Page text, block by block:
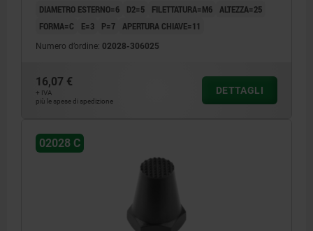
DIAMETRO ESTERNO=6 D2=5 FILETTATURA=M6 ALTEZZA=25
FORMA=C
E=3 P=7 APERTURA CHIAVE=11
Numero d’ordine: 02028-306025
16,07 €
+ IVA
più le spese di spedizione
DETTAGLI
02028 C